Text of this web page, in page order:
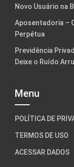
Novo Usuário na
Aposentadoria –
Perpétua
Previdência
Deixe o Ruído
Menu
POLÍTICA DE
TERMOS DE USO
ACESSAR DADOS